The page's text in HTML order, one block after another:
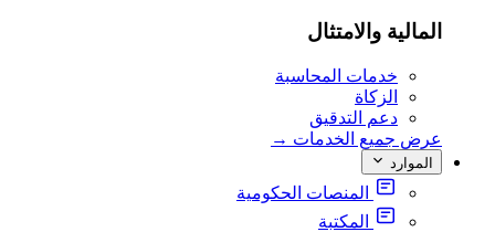
المالية والامتثال
خدمات المحاسبة
الزكاة
دعم التدقيق
عرض جميع الخدمات →
الموارد
المنصات الحكومية
المكتبة